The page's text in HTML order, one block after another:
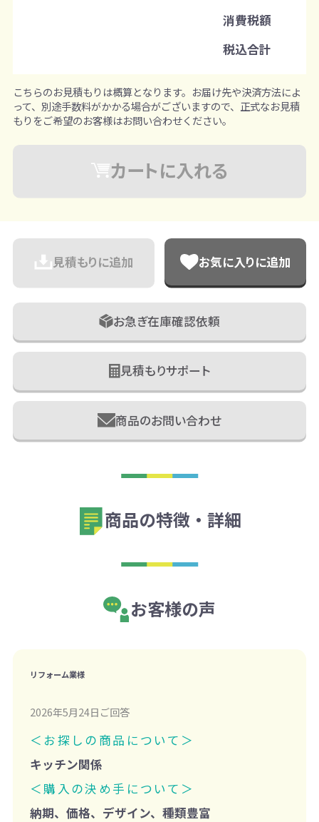
消費税額
税込合計
こちらのお見積もりは概算となります。お届け先や決済方法によ
って、別途手数料がかかる場合がございますので、正式なお見積
もりをご希望のお客様はお問い合わせください。
カートに入れる
見積もりに追加 お気に入りに追加
お急ぎ在庫確認依頼
見積もりサポート
商品のお問い合わせ
商品の特徴・詳細
お客様の声
リフォーム業様
2026年5月24日ご回答
＜お探しの商品について＞
キッチン関係
＜購入の決め手について＞
納期、価格、デザイン、種類豊富